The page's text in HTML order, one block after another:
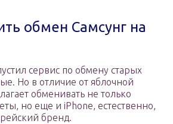
обмен Самсунг на
сервис по обмену старых
Но в отличие от яблочной
обменивать не только
но еще и iPhone, естественно,
бренд.